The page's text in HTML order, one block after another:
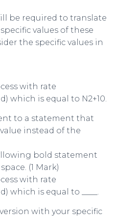
be required to translate
values of these
the specific values in
with rate
which is equal to N2+10.
to a statement that
instead of the
bold statement
(1 Mark)
with rate
which is equal to ____.
with your specific